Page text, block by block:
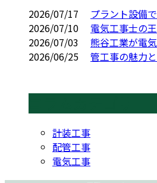
2026/07/17
プラント設備
2026/07/10
電気工事士の
2026/07/03
熊谷工業が電
2026/06/25
管工事の魅力
計装工事
配管工事
電気工事